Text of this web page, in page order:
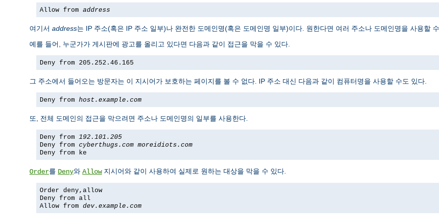
Allow from address
여기서 address는 IP 주소(혹은 IP 주소 일부)나 완전한 도메인명(혹은 도메인명 일부)이다. 원한다면 여러 주소나 도메인명을 사용할
예를 들어, 누군가가 게시판에 광고를 올리고 있다면 다음과 같이 접근을 막을 수 있다.
Deny from 205.252.46.165
그 주소에서 들어오는 방문자는 이 지시어가 보호하는 페이지를 볼 수 없다. IP 주소 대신 다음과 같이 컴퓨터명을 사용할 수도 있다.
Deny from host.example.com
또, 전체 도메인의 접근을 막으려면 주소나 도메인명의 일부를 사용한다.
Deny from 192.101.205
Deny from cyberthugs.com moreidiots.com
Deny from ke
Order를 Deny와 Allow지시어와 같이 사용하여 실제로 원하는 대상을 막을 수 있다.
Order deny,allow
Deny from all
Allow from dev.example.com